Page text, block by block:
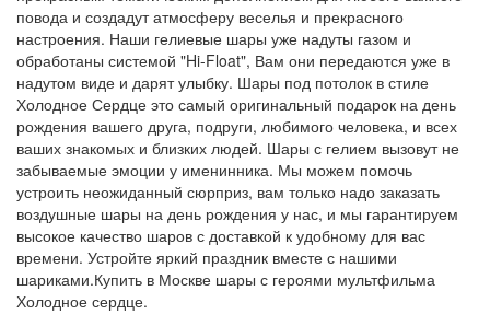
повода и создадут атмосферу веселья и прекрасного
настроения. Наши гелиевые шары уже надуты газом и
обработаны системой "Hi-Float", Вам они передаются уже в
надутом виде и дарят улыбку. Шары под потолок в стиле
Холодное Сердце это самый оригинальный подарок на день
рождения вашего друга, подруги, любимого человека, и всех
ваших знакомых и близких людей. Шары с гелием вызовут не
забываемые эмоции у именинника. Мы можем помочь
устроить неожиданный сюрприз, вам только надо заказать
воздушные шары на день рождения у нас, и мы гарантируем
высокое качество шаров с доставкой к удобному для вас
времени. Устройте яркий праздник вместе с нашими
шариками.Купить в Москве шары с героями мультфильма
Холодное сердце.